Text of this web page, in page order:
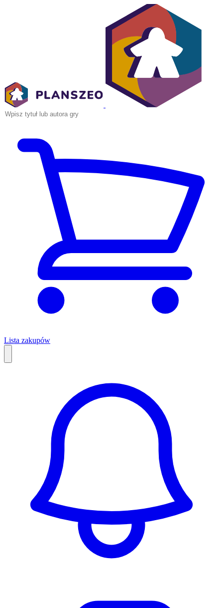
Lista zakupów